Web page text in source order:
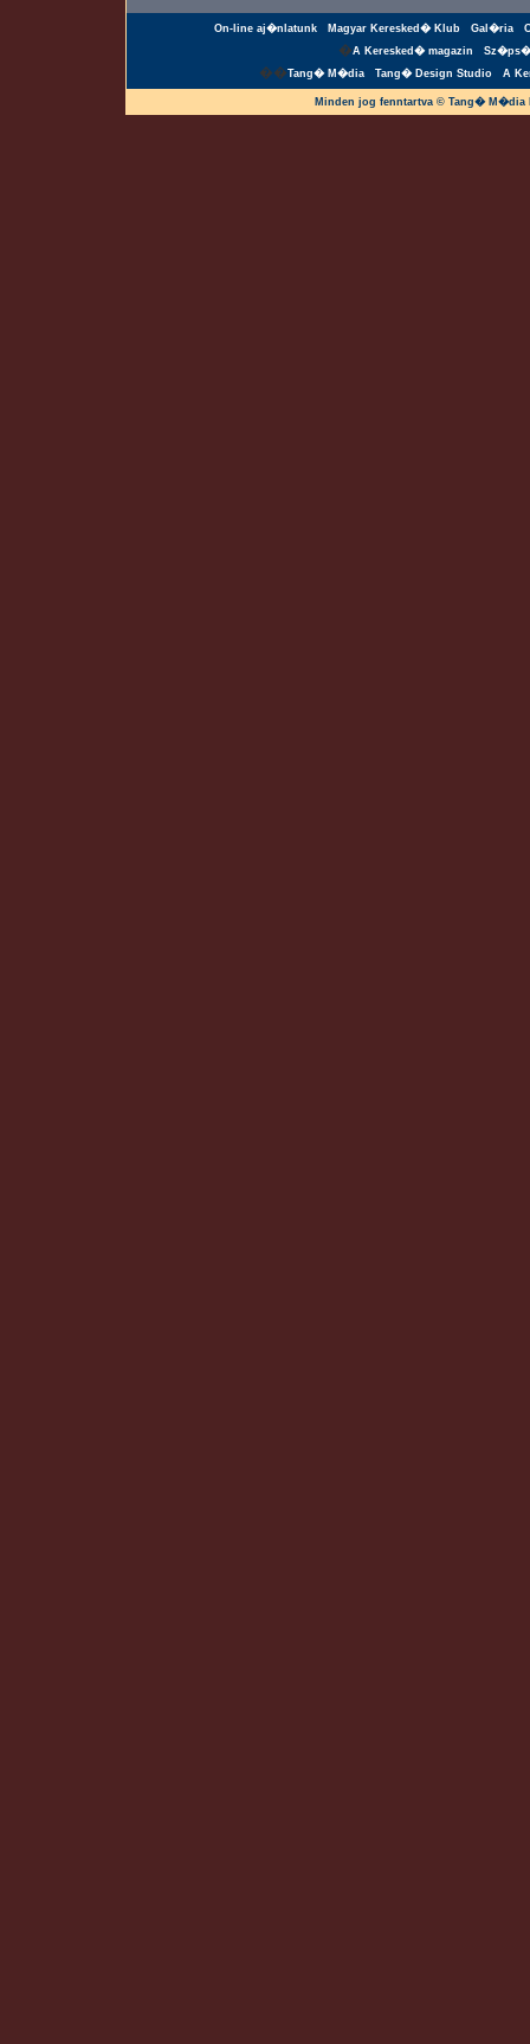
On-line aj�nlatunk Magyar Keresked� Klub Gal�ria
�A Keresked� magazin
��Tang� M�dia Tang� Design Studio A
Minden jog fenntartva © Tang�